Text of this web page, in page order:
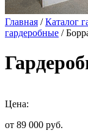
Главная /Каталог
гардеробные /
Цена:
от 89 000 руб.